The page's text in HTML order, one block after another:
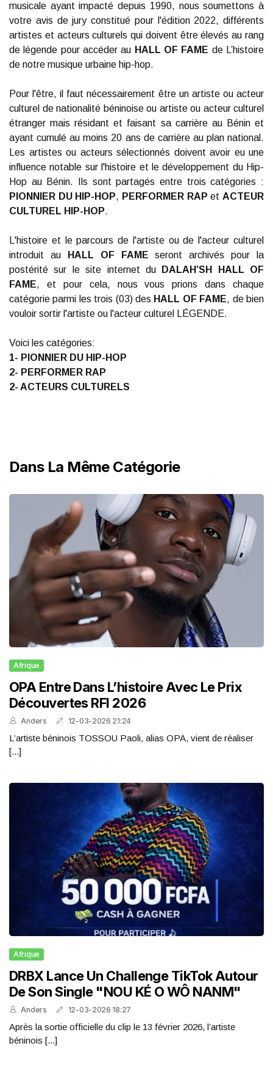
musicale ayant impacté depuis 1990, nous soumettons à
votre avis de jury constitué pour l'édition 2022, différents
artistes et acteurs culturels qui doivent être élevés au rang
de légende pour accéder au HALL OF FAME de L’histoire
de notre musique urbaine hip-hop.
Pour l'être, il faut nécessairement être un artiste ou acteur
culturel de nationalité béninoise ou artiste ou acteur culturel
étranger mais résidant et faisant sa carrière au Bénin et
ayant cumulé au moins 20 ans de carrière au plan national.
Les artistes ou acteurs sélectionnés doivent avoir eu une
influence notable sur l'histoire et le développement du Hip-
Hop au Bénin. Ils sont partagés entre trois catégories :
PIONNIER DU HIP-HOP, PERFORMER RAP etACTEUR
CULTUREL HIP-HOP.
L'histoire et le parcours de l'artiste ou de l'acteur culturel
introduit au
HALL OF FAME seront archivés pour la
postérité sur le site internet du
DALAH’SH HALL OF
FAME, et pour cela, nous vous prions dans chaque
catégorie parmi les trois (03) des HALL OF FAME, de bien
vouloir sortir l'artiste ou l'acteur culturel LÉGENDE.
Voici les catégories:
1- PIONNIER DU HIP-HOP
2- PERFORMER RAP
2- ACTEURS CULTURELS
Dans La Même Catégorie
Afrique
OPA Entre Dans L’histoire Avec Le Prix
Découvertes RFI 2026
Anders 12-03-2026 21:24
L’artiste béninois TOSSOU Paoli, alias OPA, vient de réaliser
[...]
Afrique
DRBX Lance Un Challenge TikTok Autour
De Son Single "NOU KÉ O WÔ NANM"
Anders 12-03-2026 18:27
Après la sortie officielle du clip le 13 février 2026, l’artiste
béninois [...]